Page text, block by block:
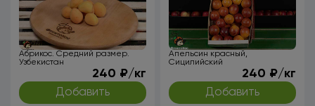
Абрикос. Средний размер.
Узбекистан
240 ₽/кг
Добавить
Апельсин красный,
Сицилийский
240 ₽/кг
Добавить